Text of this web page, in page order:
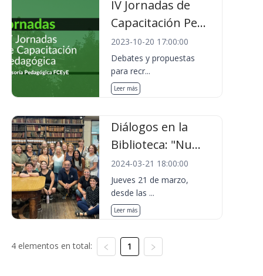
IV Jornadas de
Capacitación Pe...
2023-10-20 17:00:00
Debates y propuestas
para recr...
Leer más
Diálogos en la
Biblioteca: "Nu...
2024-03-21 18:00:00
Jueves 21 de marzo,
desde las ...
Leer más
4 elementos en total: 1